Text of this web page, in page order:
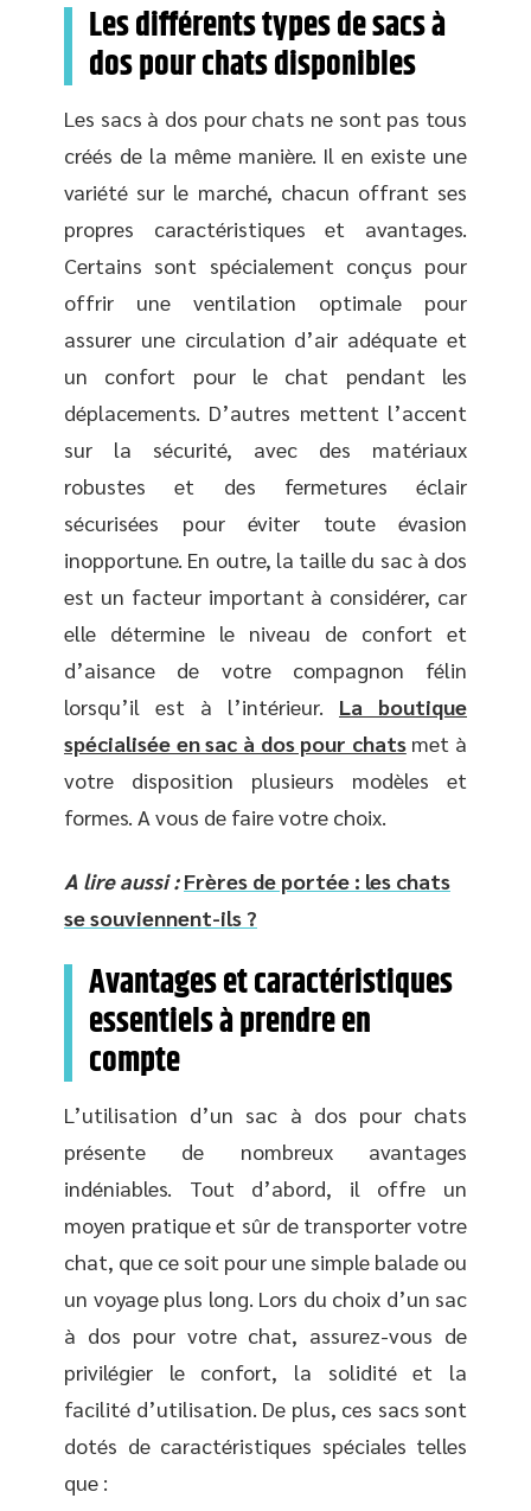
Les différents types de sacs à
dos pour chats disponibles
Les sacs à dos pour chats ne sont pas tous
créés de la même manière. Il en existe une
variété sur le marché, chacun offrant ses
propres caractéristiques et avantages.
Certains sont spécialement conçus pour
offrir une ventilation optimale pour
assurer une circulation d’air adéquate et
un confort pour le chat pendant les
déplacements. D’autres mettent l’accent
sur la sécurité, avec des matériaux
robustes et des fermetures éclair
sécurisées pour éviter toute évasion
inopportune. En outre, la taille du sac à dos
est un facteur important à considérer, car
elle détermine le niveau de confort et
d’aisance de votre compagnon félin
lorsqu’il est à l’intérieur. La boutique
spécialisée en sac à dos pour chatsmet à
votre disposition plusieurs modèles et
formes. A vous de faire votre choix.
A lire aussi : Frères de portée : les chats
se souviennent-ils ?
Avantages et caractéristiques
essentiels à prendre en
compte
L’utilisation d’un sac à dos pour chats
présente de nombreux avantages
indéniables. Tout d’abord, il offre un
moyen pratique et sûr de transporter votre
chat, que ce soit pour une simple balade ou
un voyage plus long. Lors du choix d’un sac
à dos pour votre chat, assurez-vous de
privilégier le confort, la solidité et la
facilité d’utilisation. De plus, ces sacs sont
dotés de caractéristiques spéciales telles
que :